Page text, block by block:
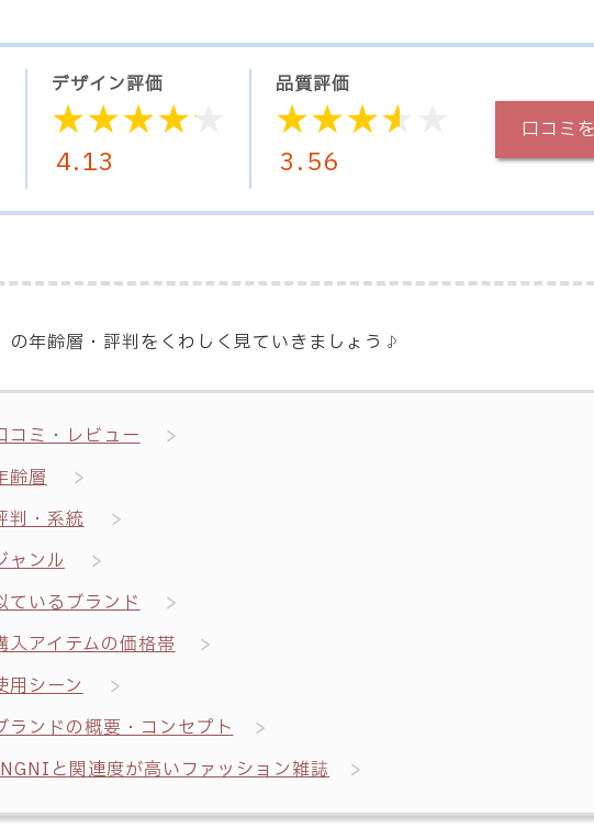
デザイン評価
4.13
品質評価
3.56
口コミ
年齢層・評判をくわしく見ていきましょう♪
コミ・レビュー
齢層
判・系統
ャンル
ているブランド
入アイテムの価格帯
用シーン
ランドの概要・コンセプト
と関連度が高いファッション雑誌